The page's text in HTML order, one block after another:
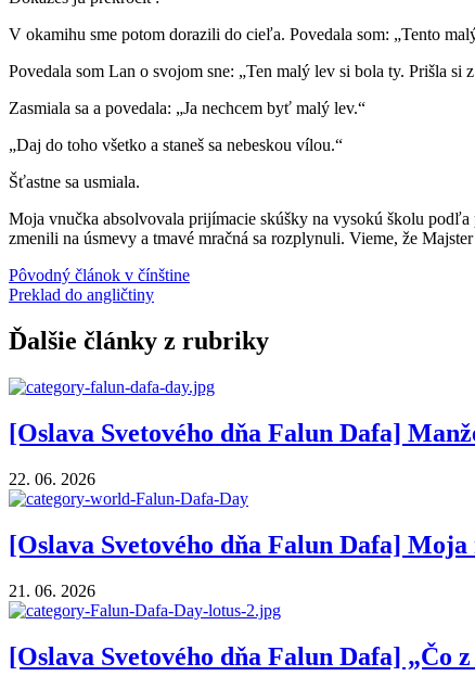
V okamihu sme potom dorazili do cieľa. Povedala som: „Tento
Povedala som Lan o svojom sne: „Ten malý lev si bola ty. Prišla
Zasmiala sa a povedala: „Ja nechcem byť malý lev.“
„Daj do toho všetko a staneš sa nebeskou vílou.“
Šťastne sa usmiala.
Moja vnučka absolvovala prijímacie skúšky na vysokú školu podľa
zmenili na úsmevy a tmavé mračná sa rozplynuli. Vieme, že
Pôvodný článok v čínštine
Preklad do angličtiny
Ďalšie články z rubriky
[Oslava Svetového dňa Falun Dafa]
22. 06. 2026
[Oslava Svetového dňa Falun Dafa]
21. 06. 2026
[Oslava Svetového dňa Falun Dafa] „Čo